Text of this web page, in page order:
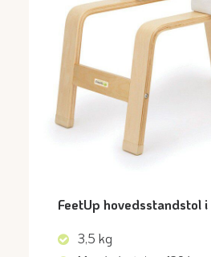
FeetUp hovedsstandstol
3,5 kg